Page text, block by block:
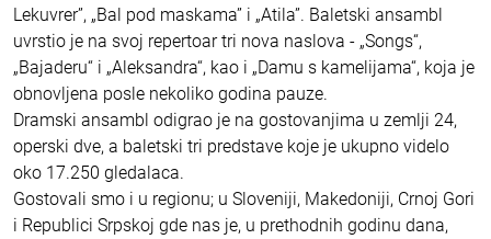
Lekuvrer”, „Bal pod maskama” i „Atila”. Baletski ansambl
uvrstio je na svoj repertoar tri nova naslova - „Songs“,
„Bajaderu“ i „Aleksandra“, kao i „Damu s kamelijama“, koja je
obnovljena posle nekoliko godina pauze.
Dramski ansambl odigrao je na gostovanjima u zemlji 24,
operski dve, a baletski tri predstave koje je ukupno videlo
oko 17.250 gledalaca.
Gostovali smo i u regionu; u Sloveniji, Makedoniji, Crnoj Gori
i Republici Srpskoj gde nas je, u prethodnih godinu dana,